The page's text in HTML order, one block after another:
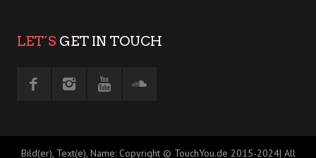
LET´S GET IN TOUCH
Bild(er), Text(e), Name: Copyright © TouchYou.de 2015-2024| All